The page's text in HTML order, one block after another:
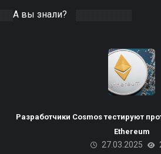
А вы знали?
Разработчики Cosmos тестируют
Ethereum
27.03.2025